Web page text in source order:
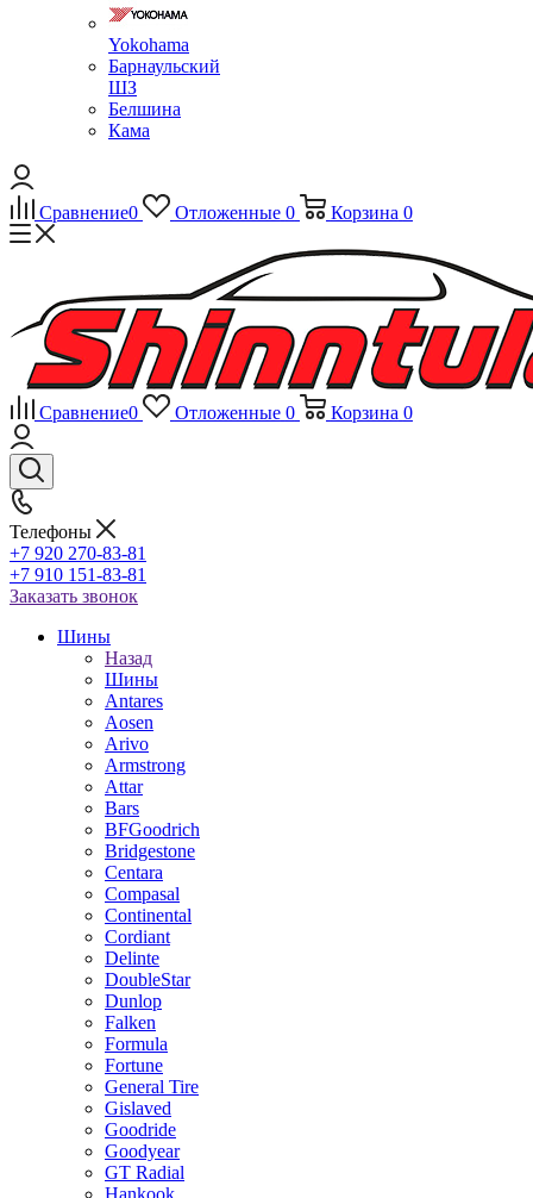
Yokohama
Барнаульский
ШЗ
Белшина
Кама
Сравнение0 Отложенные 0 Корзина 0
Сравнение0 Отложенные 0 Корзина 0
Телефоны
+7 920 270-83-81
+7 910 151-83-81
Заказать звонок
Шины
Назад
Шины
Antares
Aosen
Arivo
Armstrong
Attar
Bars
BFGoodrich
Bridgestone
Centara
Compasal
Continental
Cordiant
Delinte
DoubleStar
Dunlop
Falken
Formula
Fortune
General Tire
Gislaved
Goodride
Goodyear
GT Radial
Hankook